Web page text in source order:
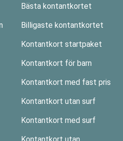
Bästa kontantkortet
Billigaste kontantkortet
Kontantkort startpaket
Kontantkort för barn
Kontantkort med fast pris
Kontantkort utan surf
Kontantkort med surf